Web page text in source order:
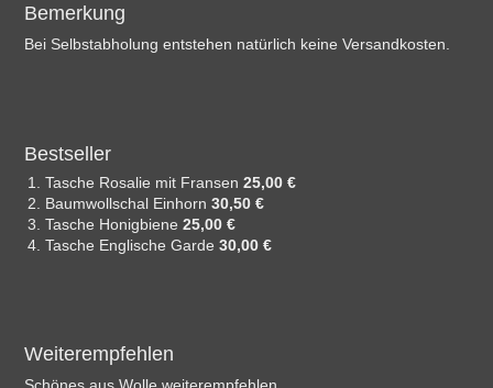
Bemerkung
Bei Selbstabholung entstehen natürlich keine Versandkosten.
Bestseller
Tasche Rosalie mit Fransen25,00 €
Baumwollschal Einhorn30,50 €
Tasche Honigbiene25,00 €
Tasche Englische Garde30,00 €
Weiterempfehlen
Schönes aus Wolle weiterempfehlen